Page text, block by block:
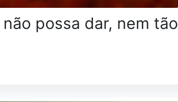
possa dar, nem tão